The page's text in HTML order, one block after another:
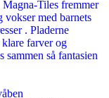
Tiles fremmer
med barnets
. Pladerne
farver og
sammen så fantasien